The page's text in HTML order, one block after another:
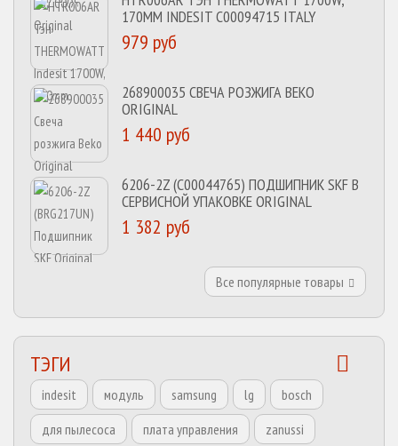
170MM INDESIT C00094715 ITALY
979 руб
268900035 СВЕЧА РОЗЖИГА BEKO
ORIGINAL
1 440 руб
6206-2Z (C00044765) ПОДШИПНИК SKF В
СЕРВИСНОЙ УПАКОВКЕ ORIGINAL
1 382 руб
Все популярные товары
ТЭГИ
indesit модуль samsung lg
bosch
для пылесоса
плата управления
zanussi